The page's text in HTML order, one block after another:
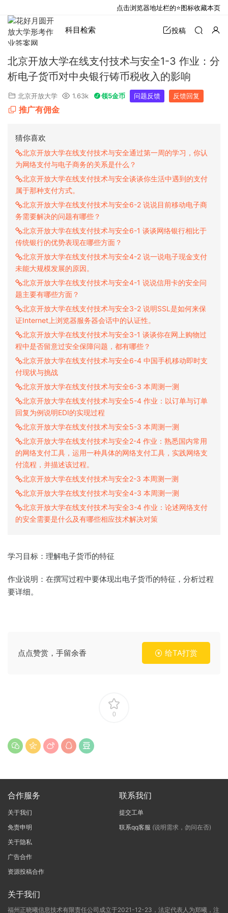
科目检索 投稿
北京开放大学在线支付技术与安全1-3 作业：分
析电子货币对中央银行铸币税收入的影响
北京开放大学 1.63k 领5金币 问题反馈 反馈回复
推广有佣金
猜你喜欢
北京开放大学在线支付技术与安全通过第一周的学习，你认
为网络支付与电子商务的关系是什么？
北京开放大学在线支付技术与安全谈谈你生活中遇到的支付
属于那种支付方式。
北京开放大学在线支付技术与安全6-2 说说目前移动电子商
务需要解决的问题有哪些？
北京开放大学在线支付技术与安全6-1 谈谈网络银行相比于
传统银行的优势表现在哪些方面？
北京开放大学在线支付技术与安全4-2 说一说电子现金支付
未能大规模发展的原因。
北京开放大学在线支付技术与安全4-1 说说信用卡的安全问
题主要有哪些方面？
北京开放大学在线支付技术与安全3-2 说明SSL是如何来保
证Internet上浏览器服务器会话中的认证性。
北京开放大学在线支付技术与安全3-1 谈谈你在网上购物过
程中是否留意过安全保障问题，都有哪些？
北京开放大学在线支付技术与安全6-4 中国手机移动即时支
付现状与挑战
北京开放大学在线支付技术与安全6-3 本周测一测
北京开放大学在线支付技术与安全5-4 作业：以订单与订单
回复为例说明EDI的实现过程
北京开放大学在线支付技术与安全5-3 本周测一测
北京开放大学在线支付技术与安全2-4 作业：熟悉国内常用
的网络支付工具，运用一种具体的网络支付工具，实践网络支
付流程，并描述该过程。
北京开放大学在线支付技术与安全2-3 本周测一测
北京开放大学在线支付技术与安全4-3 本周测一测
北京开放大学在线支付技术与安全3-4 作业：论述网络支付
的安全需要是什么及有哪些相应技术解决对策
学习目标：理解电子货币的特征
作业说明：在撰写过程中要体现出电子货币的特征，分析过程
要详细。
点点赞赏，手留余香 给TA打赏
0
合作服务
关于我们
免责申明
关于隐私
广告合作
资源投稿合作
联系我们
提交工单
联系qq客服 (说明需求，勿问在否)
关于我们
福州正晓曦信息技术有限责任公司成立于2021-12-23，法定代表人为郑曦，注
点击浏览器地址栏的⭐图标收藏本页